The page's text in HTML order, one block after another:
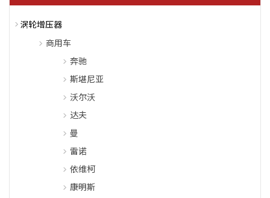
涡轮增压器
商用车
奔驰
斯堪尼亚
沃尔沃
达夫
曼
雷诺
依维柯
康明斯